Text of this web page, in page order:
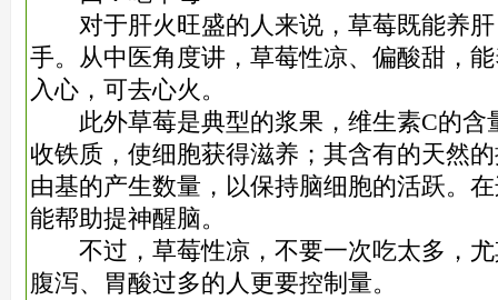
对于肝火旺盛的人来说，草莓既能养肝
手。从中医角度讲，草莓性凉、偏酸甜，
入心，可去心火。
此外草莓是典型的浆果，维生素C的含
收铁质，使细胞获得滋养；其含有的天然
由基的产生数量，以保持脑细胞的活跃。
能帮助提神醒脑。
不过，草莓性凉，不要一次吃太多，尤
腹泻、胃酸过多的人更要控制量。